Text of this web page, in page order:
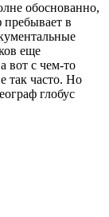
обоснованно,
в
еще
вот с чем-то
так часто. Но
глобус